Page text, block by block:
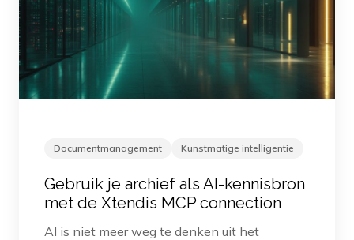
Documentmanagement Kunstmatige intelligentie
Gebruik je archief als AI-kennisbron
met de Xtendis MCP connection
AI is niet meer weg te denken uit het